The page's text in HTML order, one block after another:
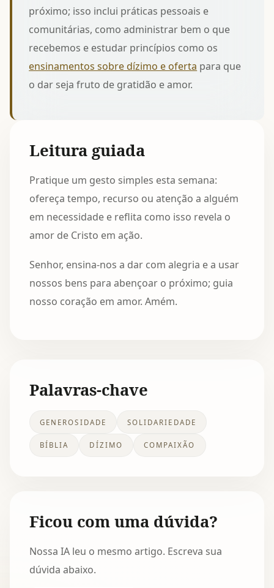
próximo; isso inclui práticas pessoais e
comunitárias, como administrar bem o que
recebemos e estudar princípios como os
ensinamentos sobre dízimo e oferta para que
o dar seja fruto de gratidão e amor.
Leitura guiada
Pratique um gesto simples esta semana:
ofereça tempo, recurso ou atenção a alguém
em necessidade e reflita como isso revela o
amor de Cristo em ação.
Senhor, ensina-nos a dar com alegria e a usar
nossos bens para abençoar o próximo; guia
nosso coração em amor. Amém.
Palavras-chave
GENEROSIDADE SOLIDARIEDADE
BÍBLIA DÍZIMO COMPAIXÃO
Ficou com uma dúvida?
Nossa IA leu o mesmo artigo. Escreva sua
dúvida abaixo.